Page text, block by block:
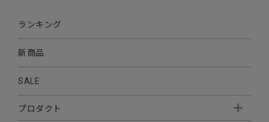
ランキング
新商品
SALE
プロダクト